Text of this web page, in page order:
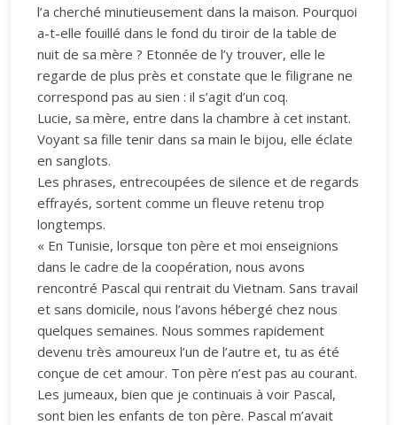
l’a cherché minutieusement dans la maison. Pourquoi
a-t-elle fouillé dans le fond du tiroir de la table de
nuit de sa mère ? Etonnée de l’y trouver, elle le
regarde de plus près et constate que le filigrane ne
correspond pas au sien : il s’agit d’un coq.
Lucie, sa mère, entre dans la chambre à cet instant.
Voyant sa fille tenir dans sa main le bijou, elle éclate
en sanglots.
Les phrases, entrecoupées de silence et de regards
effrayés, sortent comme un fleuve retenu trop
longtemps.
« En Tunisie, lorsque ton père et moi enseignions
dans le cadre de la coopération, nous avons
rencontré Pascal qui rentrait du Vietnam. Sans travail
et sans domicile, nous l’avons hébergé chez nous
quelques semaines. Nous sommes rapidement
devenu très amoureux l’un de l’autre et, tu as été
conçue de cet amour. Ton père n’est pas au courant.
Les jumeaux, bien que je continuais à voir Pascal,
sont bien les enfants de ton père. Pascal m’avait